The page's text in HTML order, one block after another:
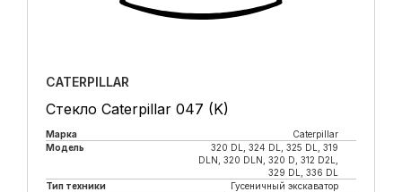
CATERPILLAR
Стекло Caterpillar 047 (K)
Марка
Caterpillar
Модель
320 DL, 324 DL, 325 DL, 319
DLN, 320 DLN, 320 D, 312 D2L,
329 DL, 336 DL
Тип техники
Гусеничный экскаватор